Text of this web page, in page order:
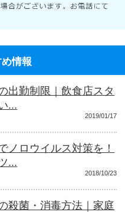
情報
出勤制限｜飲食店スタ
...
2019/01/17
ノロウイルス対策を！
...
2018/10/23
殺菌・消毒方法｜家庭